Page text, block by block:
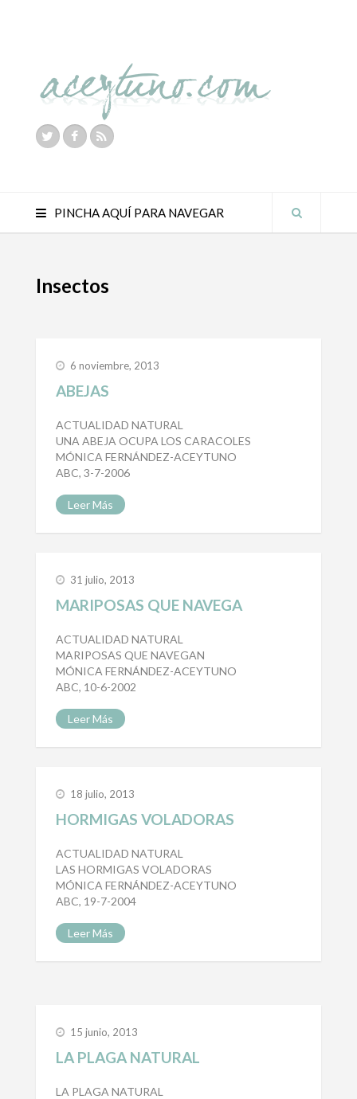
PINCHA AQUÍ PARA NAVEGAR
Insectos
6 noviembre, 2013
ABEJAS
ACTUALIDAD NATURAL
UNA ABEJA OCUPA LOS CARACOLES
MÓNICA FERNÁNDEZ-ACEYTUNO
ABC, 3-7-2006
Leer Más
31 julio, 2013
MARIPOSAS QUE NAVEGA
ACTUALIDAD NATURAL
MARIPOSAS QUE NAVEGAN
MÓNICA FERNÁNDEZ-ACEYTUNO
ABC, 10-6-2002
Leer Más
18 julio, 2013
HORMIGAS VOLADORAS
ACTUALIDAD NATURAL
LAS HORMIGAS VOLADORAS
MÓNICA FERNÁNDEZ-ACEYTUNO
ABC, 19-7-2004
Leer Más
15 junio, 2013
LA PLAGA NATURAL
LA PLAGA NATURAL